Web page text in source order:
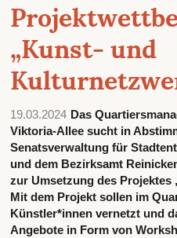
„Kunst- und
19.03.2024 Das
Viktoria-Allee sucht in
Senatsverwaltung für
und dem Bezirksamt
zur Umsetzung des
Mit dem Projekt sollen im
Künstler*innen vernetzt und
Angebote in Form von